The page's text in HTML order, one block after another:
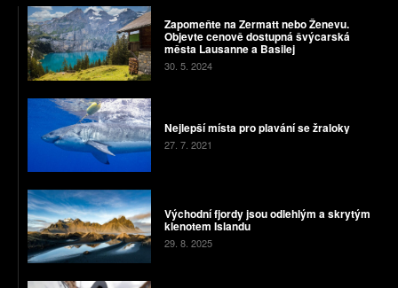
Zapomeňte na Zermatt nebo Ženevu.
Objevte cenově dostupná švýcarská
města Lausanne a Basilej
30. 5. 2024
Nejlepší místa pro plavání se žraloky
27. 7. 2021
Východní fjordy jsou odlehlým a skrytým
klenotem Islandu
29. 8. 2025